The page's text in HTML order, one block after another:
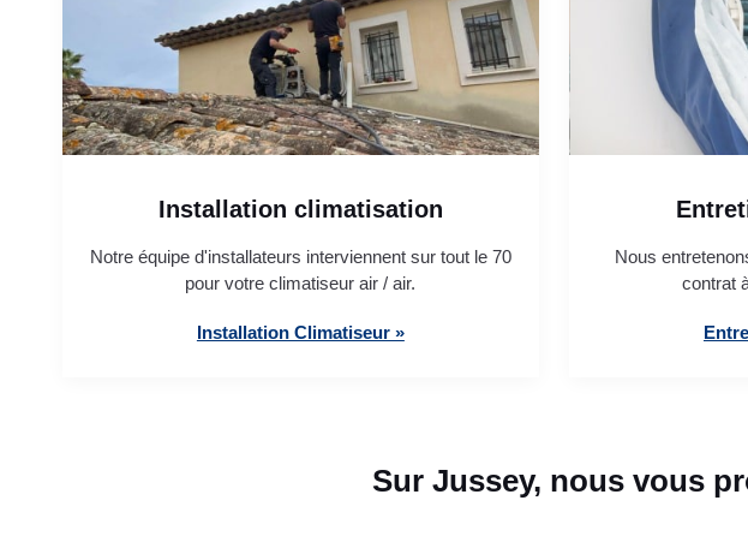
Installation climatisation
Notre équipe d'installateurs interviennent sur tout le 70
pour votre climatiseur air / air.
Installation Climatiseur »
Nous
contrat
Sur Jussey, nous vous